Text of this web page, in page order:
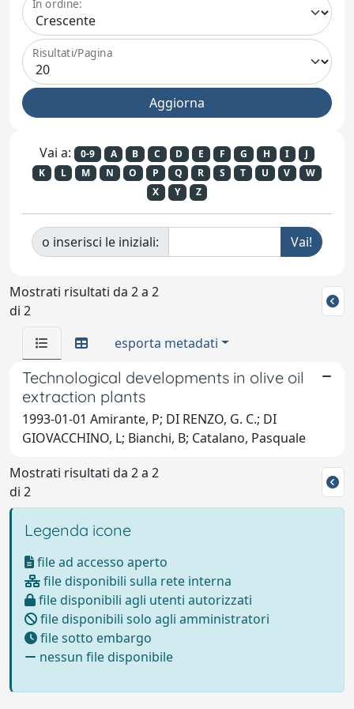
In ordine:
Risultati/Pagina
Vai a: 0-9 A B C D E F G H I
J
K
L M N O P Q R S T U V
W
X
Y Z
o inserisci le iniziali:
Mostrati risultati da 2 a 2
di 2
esporta metadati
Technological developments in olive oil
extraction plants
1993-01-01 Amirante, P; DI RENZO, G. C.; DI
GIOVACCHINO, L; Bianchi, B; Catalano, Pasquale
Mostrati risultati da 2 a 2
di 2
Legenda icone
file ad accesso aperto
file disponibili sulla rete interna
file disponibili agli utenti autorizzati
file disponibili solo agli amministratori
file sotto embargo
nessun file disponibile